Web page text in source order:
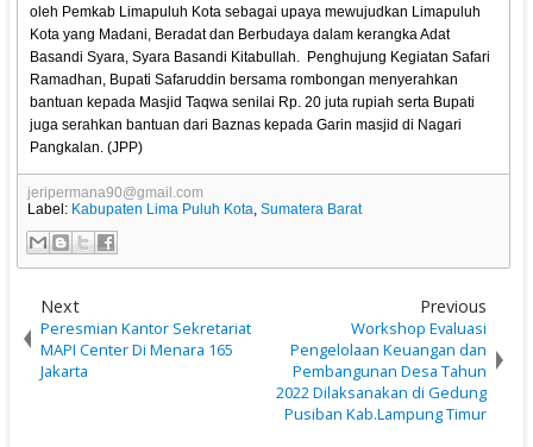
oleh Pemkab Limapuluh Kota sebagai upaya mewujudkan Limapuluh
Kota yang Madani, Beradat dan Berbudaya dalam kerangka Adat
Basandi Syara, Syara Basandi Kitabullah. Penghujung Kegiatan Safari
Ramadhan, Bupati Safaruddin bersama rombongan menyerahkan
bantuan kepada Masjid Taqwa senilai Rp. 20 juta rupiah serta Bupati
juga serahkan bantuan dari Baznas kepada Garin masjid di Nagari
Pangkalan. (JPP)
jeripermana90@gmail.com
Label: Kabupaten Lima Puluh Kota,Sumatera Barat
Next
Peresmian Kantor Sekretariat
MAPI Center Di Menara 165
Jakarta
Previous
Workshop Evaluasi
Pengelolaan Keuangan dan
Pembangunan Desa Tahun
2022 Dilaksanakan di Gedung
Pusiban Kab.Lampung Timur